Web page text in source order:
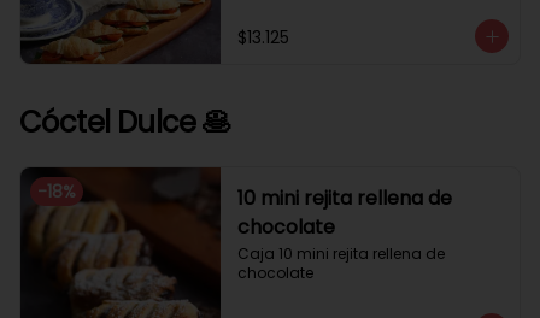
$13.125
Cóctel Dulce 🥞
-18%
10 mini rejita rellena de
chocolate
Caja 10 mini rejita rellena de
chocolate